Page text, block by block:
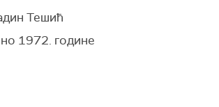
Тешић
1972. године